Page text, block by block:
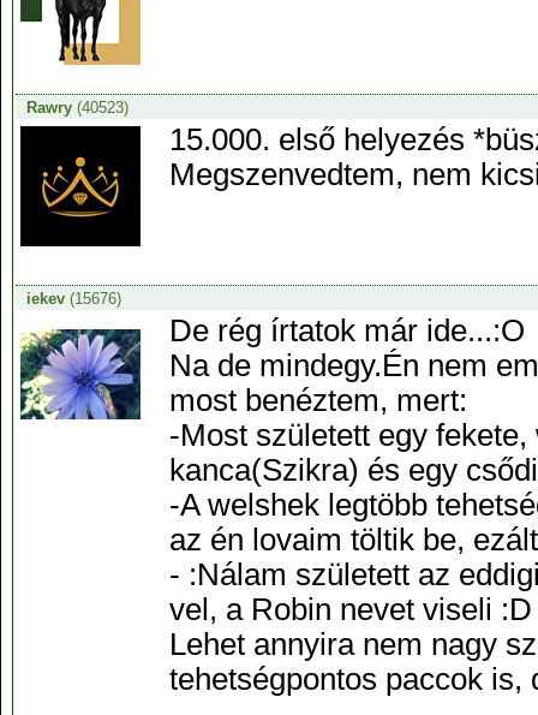
Rawry(40523)
15.000. első helyezés
Megszenvedtem, nem
iekev(15676)
De rég írtatok már ide...:O
Na de mindegy.Én nem
most benéztem, mert:
-Most született egy
kanca(Szikra) és egy
-A welshek legtöbb
az én lovaim töltik be,
- :Nálam született az
vel, a Robin nevet viseli :D
Lehet annyira nem nagy
tehetségpontos paccok is,